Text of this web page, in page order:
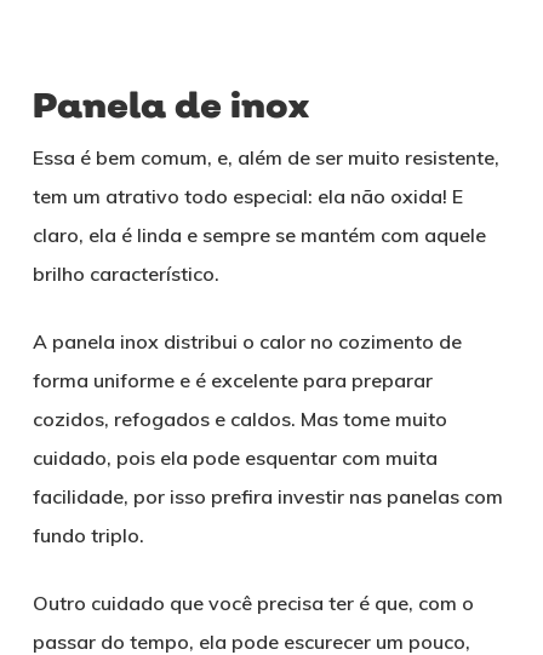
Panela de inox
Essa é bem comum, e, além de ser muito resistente,
tem um atrativo todo especial: ela não oxida! E
claro, ela é linda e sempre se mantém com aquele
brilho característico.
A panela inox distribui o calor no cozimento de
forma uniforme e é excelente para preparar
cozidos, refogados e caldos. Mas tome muito
cuidado, pois ela pode esquentar com muita
facilidade, por isso prefira investir nas panelas com
fundo triplo.
Outro cuidado que você precisa ter é que, com o
passar do tempo, ela pode escurecer um pouco,